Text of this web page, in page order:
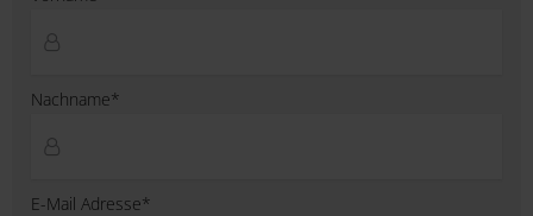
Nachname*
E-Mail Adresse*